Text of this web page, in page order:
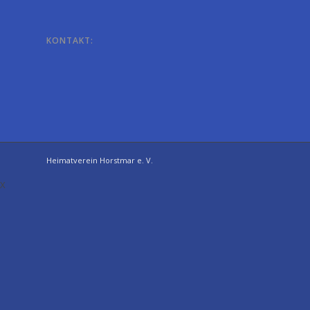
KONTAKT:
Heimatverein Horstmar e. V.
X